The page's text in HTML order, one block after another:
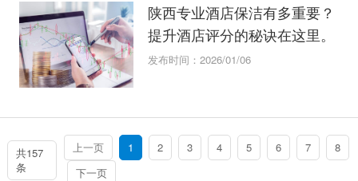
陕西专业酒店保洁有多重要？
提升酒店评分的秘诀在这里。
发布时间：2026/01/06
共157
条
上一页 1 2 3 4 5 6 7
8
下一页